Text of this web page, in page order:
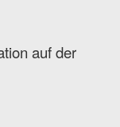
auf der